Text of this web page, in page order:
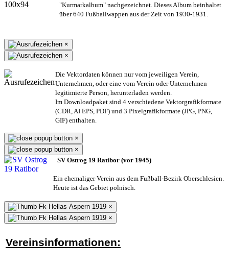
"Kurmarkalbum" nachgezeichnet. Dieses Album beinhaltet
über 640 Fußballwappen aus der Zeit von 1930-1931.
×
×
Die Vektordaten können nur vom jeweiligen Verein,
Unternehmen, oder eine vom Verein oder Unternehmen
legitimierte Person, herunterladen werden.
Im Downloadpaket sind 4 verschiedene Vektorgrafikformate
(CDR, AI EPS, PDF) und 3 Pixelgrafikformate (JPG, PNG,
GIF) enthalten.
×
×
SV Ostrog 19 Ratibor (vor 1945)
Ein ehemaliger Verein aus dem Fußball-Bezirk Oberschlesien.
Heute ist das Gebiet polnisch.
×
×
Vereinsinformationen: